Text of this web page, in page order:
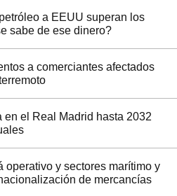
a EEUU superan los
sabe de ese dinero?
a comerciantes afectados
el Real Madrid hasta 2032
operativo y sectores marítimo y
de mercancías